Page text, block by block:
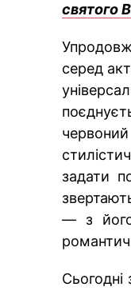
святого
серед
задати
— з його